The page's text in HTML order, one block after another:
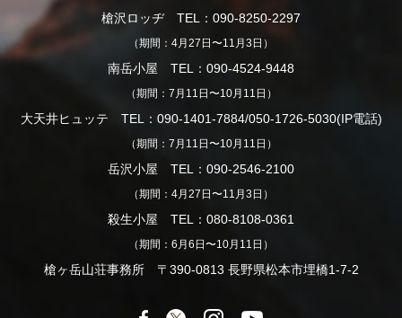
槍沢ロッヂ TEL：090-8250-2297
（期間：4月27日〜11月3日）
南岳小屋 TEL：090-4524-9448
（期間：7月11日〜10月11日）
大天井ヒュッテ TEL：090-1401-7884/050-1726-5030(IP電話)
（期間：7月11日〜10月11日）
岳沢小屋 TEL：090-2546-2100
（期間：4月27日〜11月3日）
殺生小屋 TEL：080-8108-0361
（期間：6月6日〜10月11日）
槍ヶ岳山荘事務所 〒390-0813 長野県松本市埋橋1-7-2